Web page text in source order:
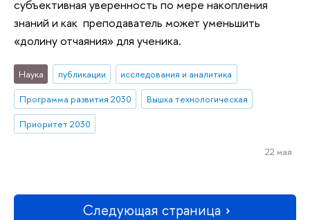
субъективная уверенность по мере накопления
знаний и как преподаватель может уменьшить
«долину отчаяния» для ученика.
Наука публикации
исследования и аналитика
Программа развития 2030
Вышка технологическая
Приоритет 2030
22 мая
Следующая страница